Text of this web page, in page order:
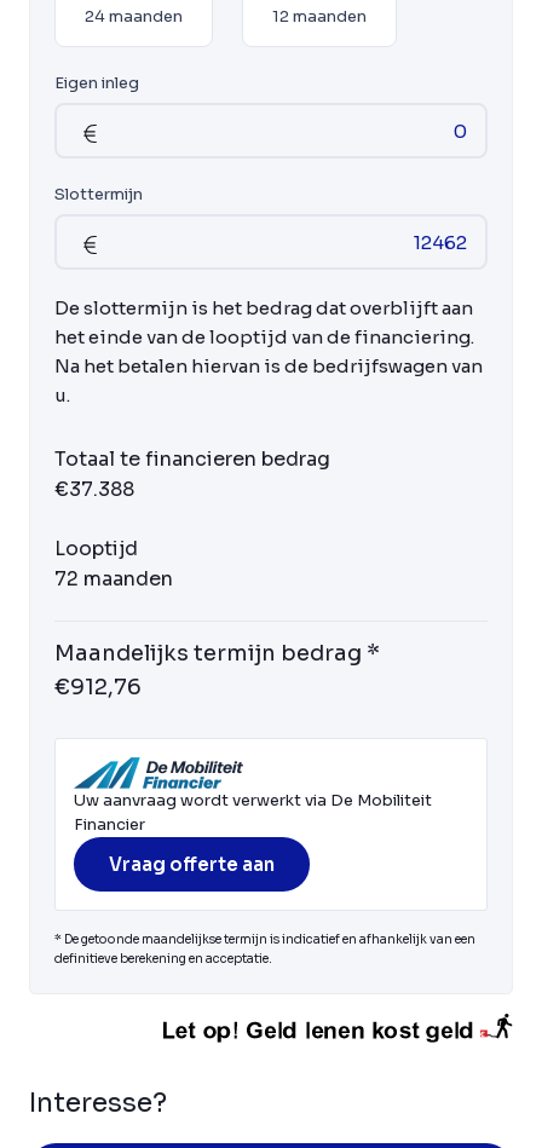
24 maanden 12 maanden
Eigen inleg
Slottermijn
De slottermijn is het bedrag dat overblijft aan
het einde van de looptijd van de financiering.
Na het betalen hiervan is de bedrijfswagen van
u.
Totaal te financieren bedrag
€37.388
Looptijd
72 maanden
Maandelijks termijn bedrag *
€912,76
Uw aanvraag wordt verwerkt via De Mobiliteit
Financier
Vraag offerte aan
* De getoonde maandelijkse termijn is indicatief en afhankelijk van een
definitieve berekening en acceptatie.
Interesse?